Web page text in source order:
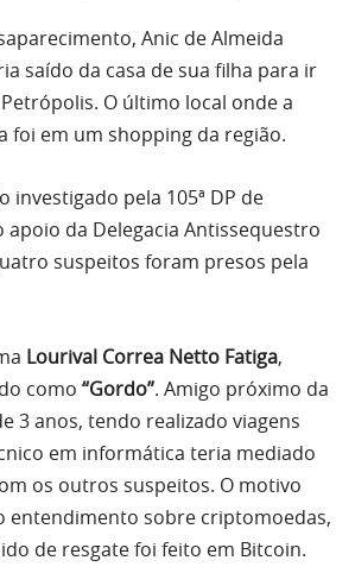
Anic de Almeida
saído da casa de sua filha para ir
O último local onde a
foi em um shopping da região.
investigado pela 105ª DP de
apoio da Delegacia Antissequestro
suspeitos foram presos pela
Lourival Correa Netto Fatiga,
como “Gordo”. Amigo próximo da
3 anos, tendo realizado viagens
em informática teria mediado
os outros suspeitos. O motivo
entendimento sobre criptomoedas,
de resgate foi feito em Bitcoin.